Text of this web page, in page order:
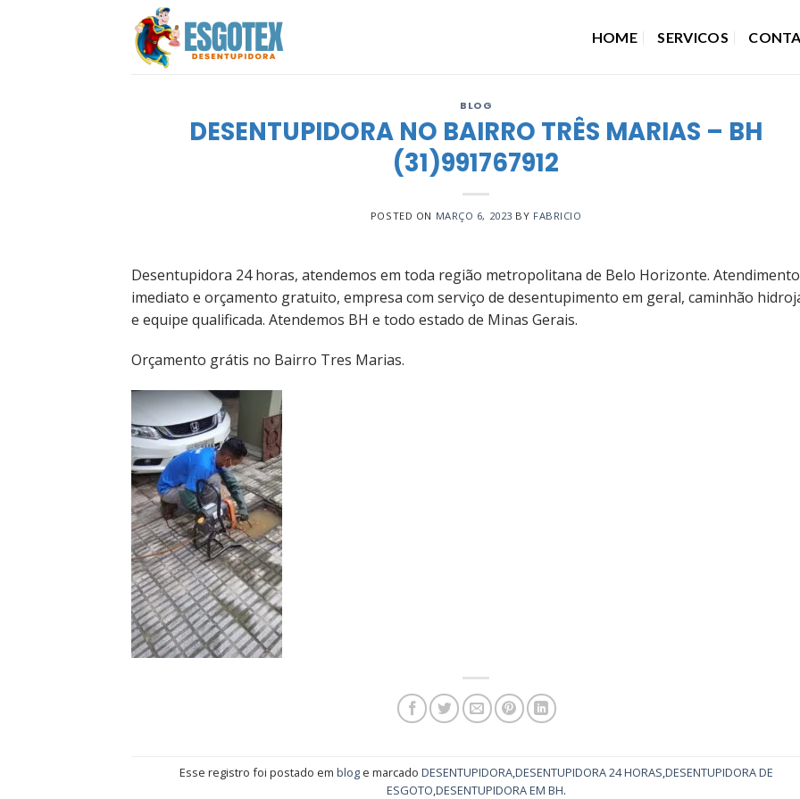
HOME SERVICOS
BLOG
DESENTUPIDORA NO BAIRRO TRÊS MARIAS – BH
(31)991767912
POSTED ON MARÇO 6, 2023 BY FABRICIO
Desentupidora 24 horas, atendemos em toda região metropolitana de Belo Horizonte. Atendimento
imediato e orçamento gratuito, empresa com serviço de desentupimento em geral, caminhão
e equipe qualificada. Atendemos BH e todo estado de Minas Gerais.
Orçamento grátis no Bairro Tres Marias.
Esse registro foi postado em bloge marcado DESENTUPIDORA,DESENTUPIDORA 24 HORAS DESENTUPIDORA DE
ESGOTO DESENTUPIDORA EM BH.